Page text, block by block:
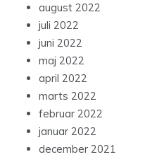
august 2022
juli 2022
juni 2022
maj 2022
april 2022
marts 2022
februar 2022
januar 2022
december 2021